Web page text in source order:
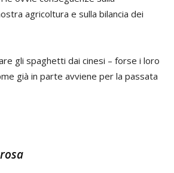
agricoltura e sulla bilancia dei
gli spaghetti dai cinesi – forse i loro
già in parte avviene per la passata